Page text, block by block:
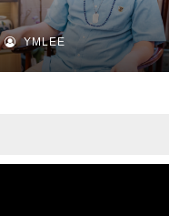
YMLEE